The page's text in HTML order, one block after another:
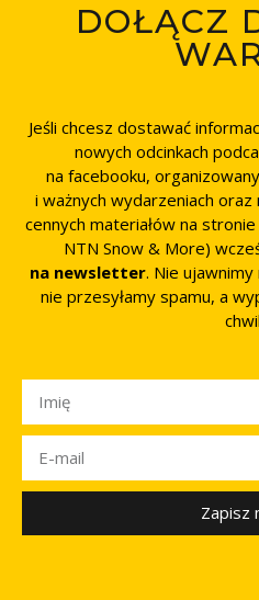
DOŁĄCZ
Jeśli chcesz dostawać
nowych odcinkach
na facebooku,
i ważnych wydarzeniach
cennych materiałów na
NTN Snow & More)
na newsletter. Nie
nie przesyłamy spamu, a
Zapisz